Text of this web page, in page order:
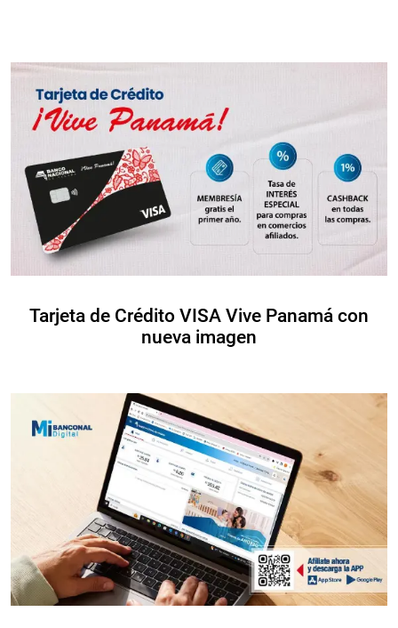
Tarjeta de Crédito VISA Vive Panamá con
nueva imagen